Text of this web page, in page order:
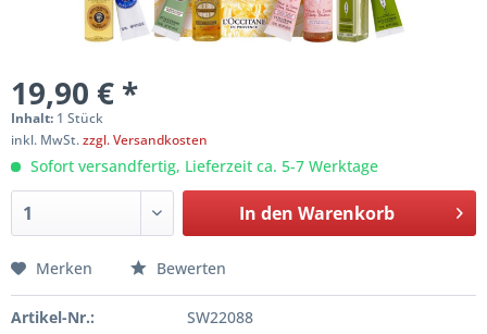
19,90 € *
Inhalt: 1 Stück
inkl. MwSt.zzgl. Versandkosten
Sofort versandfertig, Lieferzeit ca. 5-7 Werktage
In den Warenkorb
Merken Bewerten
Artikel-Nr.: SW22088